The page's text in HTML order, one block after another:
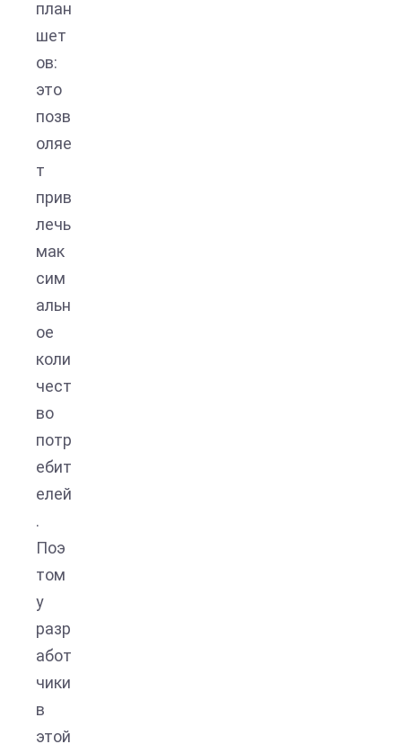
план
шет
ов:
это
позв
оляе
т
прив
лечь
мак
сим
альн
ое
коли
чест
во
потр
ебит
елей
.
Поэ
том
у
разр
абот
чики
в
этой